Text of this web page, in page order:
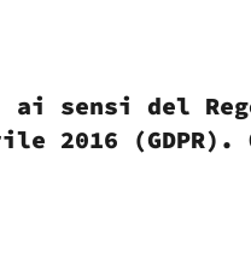
del
2016 (GDPR).